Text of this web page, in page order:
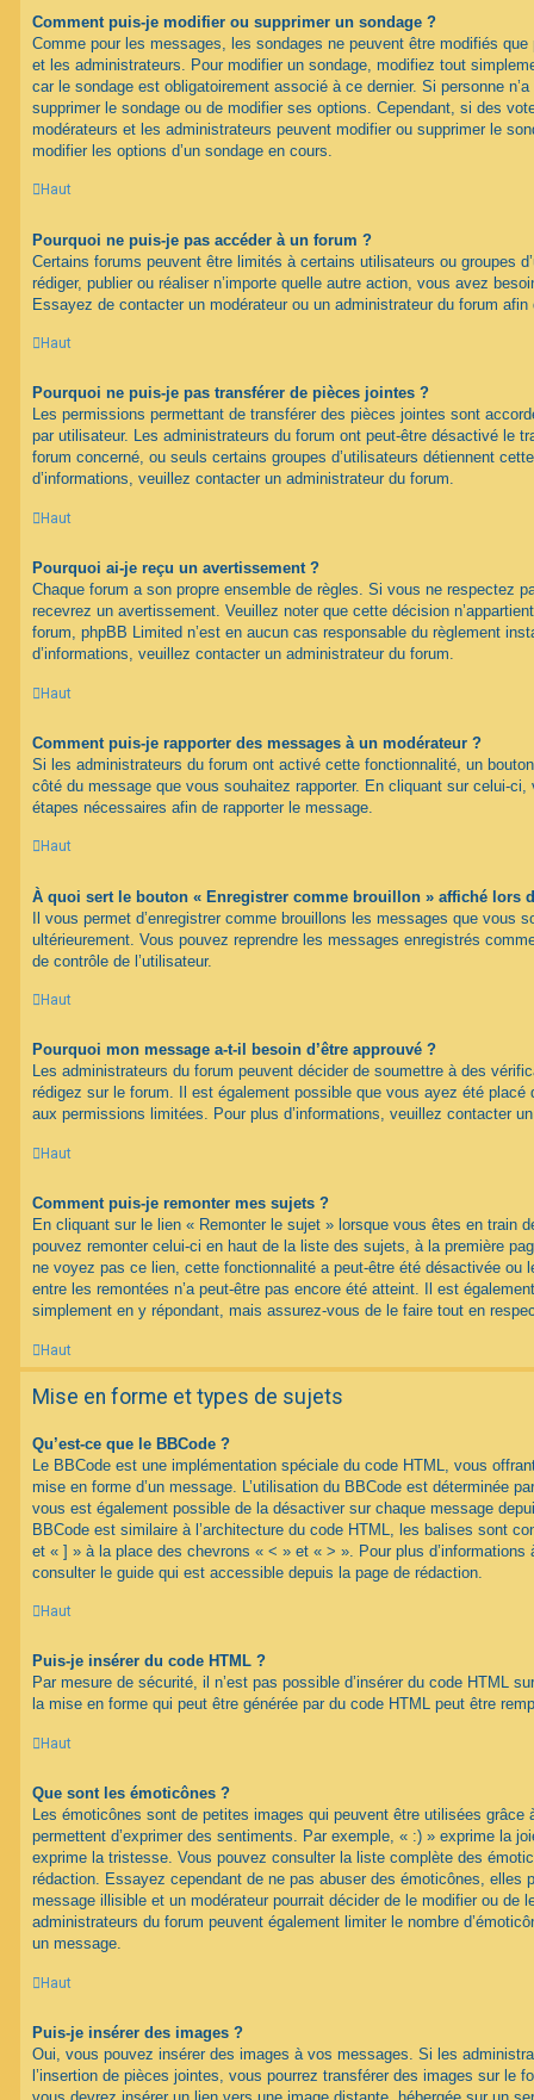
Comment puis-je modifier ou supprimer un sondage ?
Comme pour les messages, les sondages ne peuvent être modifiés que
et les administrateurs. Pour modifier un sondage, modifiez tout
car le sondage est obligatoirement associé à ce dernier. Si personne
supprimer le sondage ou de modifier ses options. Cependant, si des
modérateurs et les administrateurs peuvent modifier ou supprimer le
modifier les options d’un sondage en cours.
Haut
Pourquoi ne puis-je pas accéder à un forum ?
Certains forums peuvent être limités à certains utilisateurs ou groupes
rédiger, publier ou réaliser n’importe quelle autre action, vous avez
Essayez de contacter un modérateur ou un administrateur du forum
Haut
Pourquoi ne puis-je pas transférer de pièces jointes ?
Les permissions permettant de transférer des pièces jointes sont
par utilisateur. Les administrateurs du forum ont peut-être désactivé le
forum concerné, ou seuls certains groupes d’utilisateurs détiennent
d’informations, veuillez contacter un administrateur du forum.
Haut
Pourquoi ai-je reçu un avertissement ?
Chaque forum a son propre ensemble de règles. Si vous ne respectez
recevrez un avertissement. Veuillez noter que cette décision
forum, phpBB Limited n’est en aucun cas responsable du règlement
d’informations, veuillez contacter un administrateur du forum.
Haut
Comment puis-je rapporter des messages à un modérateur ?
Si les administrateurs du forum ont activé cette fonctionnalité, un
côté du message que vous souhaitez rapporter. En cliquant sur celui-
étapes nécessaires afin de rapporter le message.
Haut
À quoi sert le bouton « Enregistrer comme brouillon » affiché lors
Il vous permet d’enregistrer comme brouillons les messages que vous
ultérieurement. Vous pouvez reprendre les messages enregistrés
de contrôle de l’utilisateur.
Haut
Pourquoi mon message a-t-il besoin d’être approuvé ?
Les administrateurs du forum peuvent décider de soumettre à des
rédigez sur le forum. Il est également possible que vous ayez été placé
aux permissions limitées. Pour plus d’informations, veuillez contacter
Haut
Comment puis-je remonter mes sujets ?
En cliquant sur le lien « Remonter le sujet » lorsque vous êtes en train
pouvez remonter celui-ci en haut de la liste des sujets, à la première
ne voyez pas ce lien, cette fonctionnalité a peut-être été désactivée ou
entre les remontées n’a peut-être pas encore été atteint. Il est
simplement en y répondant, mais assurez-vous de le faire tout en
Haut
Mise en forme et types de sujets
Qu’est-ce que le BBCode ?
Le BBCode est une implémentation spéciale du code HTML, vous
mise en forme d’un message. L’utilisation du BBCode est déterminée
vous est également possible de la désactiver sur chaque message
BBCode est similaire à l’architecture du code HTML, les balises sont
et « ] » à la place des chevrons « < » et « > ». Pour plus d’informations
consulter le guide qui est accessible depuis la page de rédaction.
Haut
Puis-je insérer du code HTML ?
Par mesure de sécurité, il n’est pas possible d’insérer du code HTML
la mise en forme qui peut être générée par du code HTML peut être
Haut
Que sont les émoticônes ?
Les émoticônes sont de petites images qui peuvent être utilisées grâce
permettent d’exprimer des sentiments. Par exemple, « :) » exprime la
exprime la tristesse. Vous pouvez consulter la liste complète des
rédaction. Essayez cependant de ne pas abuser des émoticônes, elles
message illisible et un modérateur pourrait décider de le modifier ou de
administrateurs du forum peuvent également limiter le nombre
un message.
Haut
Puis-je insérer des images ?
Oui, vous pouvez insérer des images à vos messages. Si les
l’insertion de pièces jointes, vous pourrez transférer des images sur le